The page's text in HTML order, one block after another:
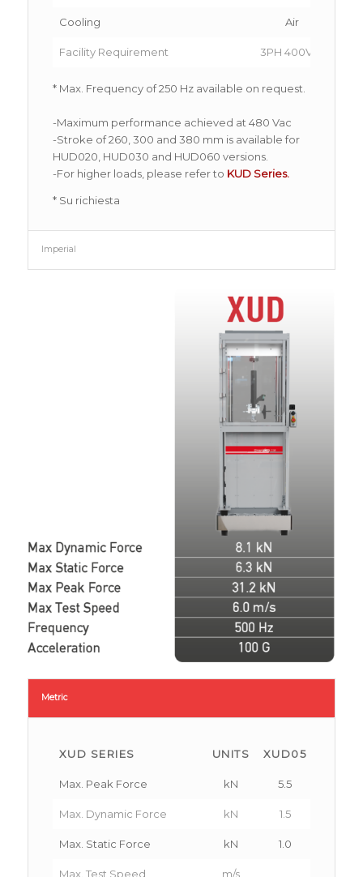
Cooling Air
Facility Requirement 3PH 400Vac
* Max. Frequency of 250 Hz available on request.
-Maximum performance achieved at 480 Vac
-Stroke of 260, 300 and 380 mm is available for
HUD020, HUD030 and HUD060 versions.
-For higher loads, please refer to KUD Series.
* Su richiesta
Imperial
Metric
XUD SERIES UNITS XUD05
Max. Peak Force kN 5.5
Max. Dynamic Force kN 1.5
Max. Static Force kN 1.0
Max. Test Speed m/s